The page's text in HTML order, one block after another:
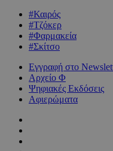
#Καιρός
#Τζόκερ
#Φαρμακεία
#Σκίτσο
Εγγραφή στο
Αρχείο Φ
Ψηφιακές Εκδόσεις
Αφιερώματα